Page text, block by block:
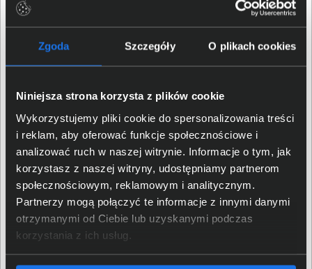
Zgoda Szczegóły O plikach cookies
Niniejsza strona korzysta z plików cookie
Wykorzystujemy pliki cookie do spersonalizowania treści
i reklam, aby oferować funkcje społecznościowe i
analizować ruch w naszej witrynie. Informacje o tym, jak
korzystasz z naszej witryny, udostępniamy partnerom
społecznościowym, reklamowym i analitycznym.
Partnerzy mogą połączyć te informacje z innymi danymi
otrzymanymi od Ciebie lub uzyskanymi podczas
korzystania z ich usług.
Czas trwania gwarancji
Kolor produktu Biały
Waga produktu 0,185 kg
Wysokość (mm) 183
Szerokość (mm) 170
Głębokość (mm) 73
Wyposażenie